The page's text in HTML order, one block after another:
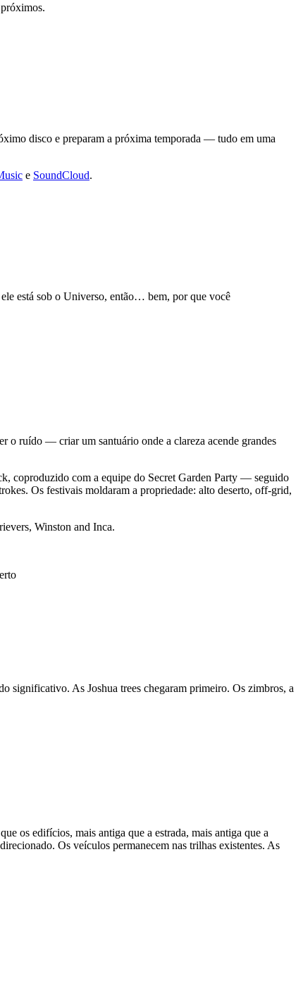
disco e preparam a próxima temporada — tudo em uma
e SoundCloud.
está sob o Universo, então… bem, por que você
o ruído — criar um santuário onde a clareza acende grandes
coproduzido com a equipe do Secret Garden Party — seguido
Os festivais moldaram a propriedade: alto deserto, off-grid,
Winston and Inca.
significativo. As Joshua trees chegaram primeiro. Os zimbros, a
os edifícios, mais antiga que a estrada, mais antiga que a
Os veículos permanecem nas trilhas existentes. As